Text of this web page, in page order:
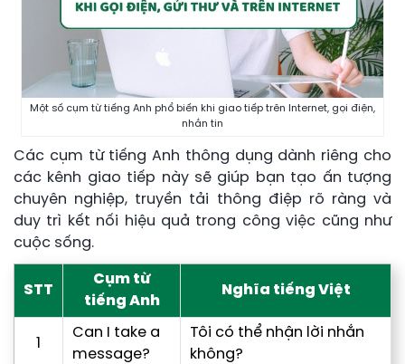
Một số cụm từ tiếng Anh phổ biến khi giao tiếp trên Internet, gọi điện,
nhắn tin
Các cụm từ tiếng Anh thông dụng dành riêng cho
các kênh giao tiếp này sẽ giúp bạn tạo ấn tượng
chuyên nghiệp, truyền tải thông điệp rõ ràng và
duy trì kết nối hiệu quả trong công việc cũng như
cuộc sống.
STT
Cụm từ
tiếng Anh
Nghĩa tiếng Việt
1
Can I take a
message?
Tôi có thể nhận lời nhắn
không?